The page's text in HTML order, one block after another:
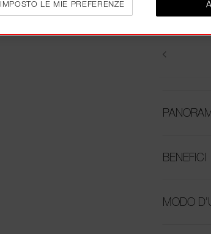
BENEFICI
MODO
IMPOSTO LE MIE PREFERENZE